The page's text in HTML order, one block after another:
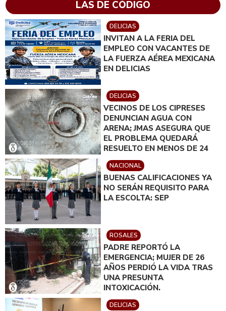
LAS DE CÓDIGO
DELICIAS
INVITAN A LA FERIA DEL
EMPLEO CON VACANTES DE
LA FUERZA AÉREA MEXICANA
EN DELICIAS
DELICIAS
VECINOS DE LOS CIPRESES
DENUNCIAN AGUA CON
ARENA; JMAS ASEGURA QUE
EL PROBLEMA QUEDARÁ
RESUELTO EN MENOS DE 24
HORAS
NACIONAL
BUENAS CALIFICACIONES YA
NO SERÁN REQUISITO PARA
LA ESCOLTA: SEP
ROSALES
PADRE REPORTÓ LA
EMERGENCIA; MUJER DE 26
AÑOS PERDIÓ LA VIDA TRAS
UNA PRESUNTA
INTOXICACIÓN.
DELICIAS